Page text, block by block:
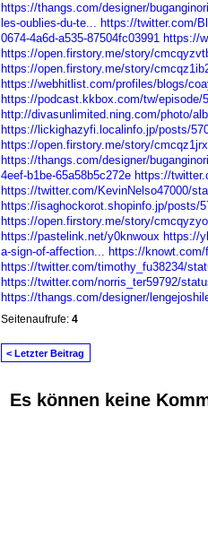
https://thangs.com/designer/
les-oublies-du-te... https://twitter.com/
0674-4a6d-a535-87504fc03991 https://
https://open.firstory.me/story/
https://open.firstory.me/story/
https://webhitlist.com/profiles/blogs/
https://podcast.kkbox.com/tw/episode/
http://divasunlimited.ning.com/photo/
https://lickighazyfi.localinfo.jp/posts/
https://open.firstory.me/story/
https://thangs.com/designer/
4eef-b1be-65a58b5c272e https://
https://twitter.com/KevinNelso47000/
https://isaghockorot.shopinfo.jp/posts/
https://open.firstory.me/story/
https://pastelink.net/y0knwoux https://
a-sign-of-affection... https://knowt.com/
https://twitter.com/timothy_fu38234/
https://twitter.com/norris_ter59792/
https://thangs.com/designer/
Seitenaufrufe: 4
< Letzter Beitrag
Es können keine